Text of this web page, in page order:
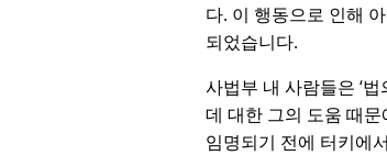
다. 이 행동으로 인해
되었습니다.
사법부 내 사람들은 법
데 대한 그의 도움 때
임명되기 전에 터키에